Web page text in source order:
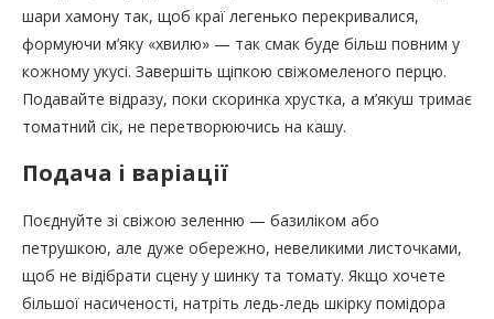
шари хамону так, щоб краї легенько перекривалися,
формуючи м’яку «хвилю» — так смак буде більш повним у
кожному укусі. Завершіть щіпкою свіжомеленого перцю.
Подавайте відразу, поки скоринка хрустка, а м’якуш тримає
томатний сік, не перетворюючись на кашу.
Подача і варіації
Поєднуйте зі свіжою зеленню — базиліком або
петрушкою, але дуже обережно, невеликими листочками,
щоб не відібрати сцену у шинку та томату. Якщо хочете
більшої насиченості, натріть ледь-ледь шкірку помідора